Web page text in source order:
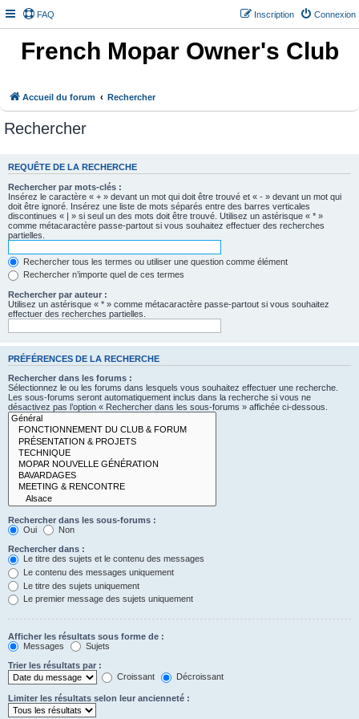
FAQ Connexion
Inscription
French Mopar Owner's Club
Accueil du forum Rechercher
Rechercher
REQUÊTE DE LA RECHERCHE
Rechercher par mots-clés :
Insérez le caractère « + » devant un mot qui doit être trouvé et « - » devant un mot qui
doit être ignoré. Insérez une liste de mots séparés entre des barres verticales
discontinues « | » si seul un des mots doit être trouvé. Utilisez un astérisque « * »
comme métacaractère passe-partout si vous souhaitez effectuer des recherches
partielles.
Rechercher tous les termes ou utiliser une question comme élément
Rechercher n’importe quel de ces termes
Rechercher par auteur :
Utilisez un astérisque « * » comme métacaractère passe-partout si vous souhaitez
effectuer des recherches partielles.
PRÉFÉRENCES DE LA RECHERCHE
Rechercher dans les forums :
Sélectionnez le ou les forums dans lesquels vous souhaitez effectuer une recherche.
Les sous-forums seront automatiquement inclus dans la recherche si vous ne
désactivez pas l’option « Rechercher dans les sous-forums » affichée ci-dessous.
Rechercher dans les sous-forums :
Oui
Non
Rechercher dans :
Le titre des sujets et le contenu des messages
Le contenu des messages uniquement
Le titre des sujets uniquement
Le premier message des sujets uniquement
Afficher les résultats sous forme de :
Messages
Sujets
Trier les résultats par :
Croissant
Décroissant
Limiter les résultats selon leur ancienneté :